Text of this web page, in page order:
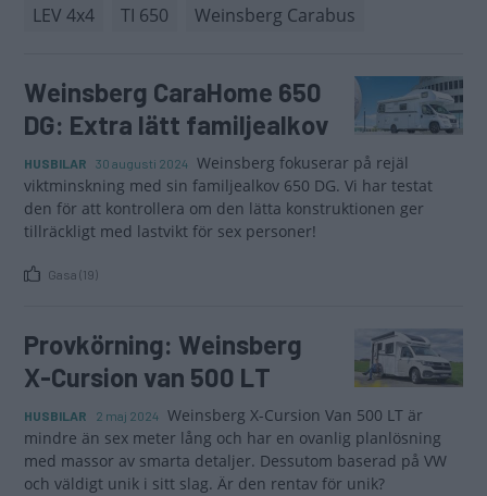
LEV 4x4 TI 650 Weinsberg Carabus
Weinsberg CaraHome 650
DG: Extra lätt familjealkov
HUSBILAR 30 augusti 2024 Weinsberg fokuserar på rejäl
viktminskning med sin familjealkov 650 DG. Vi har testat
den för att kontrollera om den lätta konstruktionen ger
tillräckligt med lastvikt för sex personer!
Gasa (19)
Provkörning: Weinsberg
X-Cursion van 500 LT
HUSBILAR 2 maj 2024 Weinsberg X-Cursion Van 500 LT är
mindre än sex meter lång och har en ovanlig planlösning
med massor av smarta detaljer. Dessutom baserad på VW
och väldigt unik i sitt slag. Är den rentav för unik?